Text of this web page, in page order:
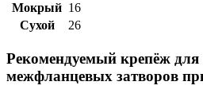
Мокрый 16
Сухой
26
Рекомендуемый крепёж для
межфланцевых затворов